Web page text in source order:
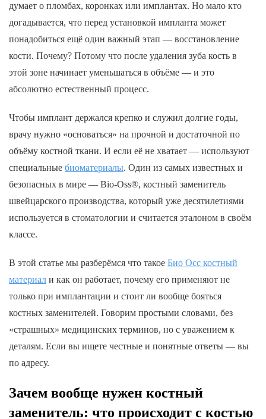
думает о пломбах, коронках или имплантах. Но мало кто
догадывается, что перед установкой импланта может
понадобиться ещё один важный этап — восстановление
кости. Почему? Потому что после удаления зуба кость в
этой зоне начинает уменьшаться в объёме — и это
абсолютно естественный процесс.
Чтобы имплант держался крепко и служил долгие годы,
врачу нужно «основаться» на прочной и достаточной по
объёму костной ткани. И если её не хватает — используют
специальные биоматериалы. Один из самых известных и
безопасных в мире — Bio-Oss®, костный заменитель
швейцарского производства, который уже десятилетиями
используется в стоматологии и считается эталоном в своём
классе.
В этой статье мы разберёмся что такое Био Осс костный
материал и как он работает, почему его применяют не
только при имплантации и стоит ли вообще бояться
костных заменителей. Говорим простыми словами, без
«страшных» медицинских терминов, но с уважением к
деталям. Если вы ищете честные и понятные ответы — вы
по адресу.
Зачем вообще нужен костный
заменитель: что происходит с костью